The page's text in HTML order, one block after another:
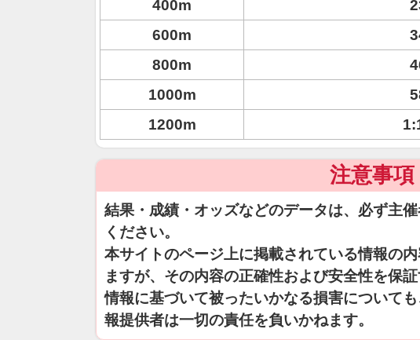
400m
600m
800m
1000m
1200m
注意事項
結果・成績・オッズなどのデータは、必ず主
ください。
本サイトのページ上に掲載されている情報の
ますが、その内容の正確性および安全性を保
情報に基づいて被ったいかなる損害について
報提供者は一切の責任を負いかねます。